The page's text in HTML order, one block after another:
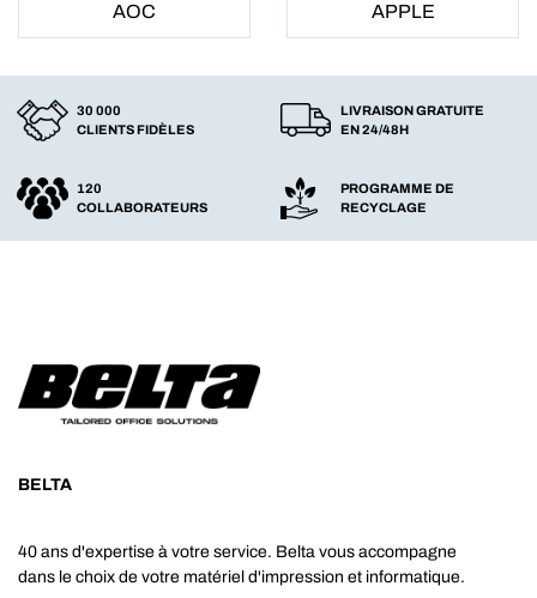
AOC
APPLE
30 000
CLIENTS FIDÈLES
LIVRAISON GRATUITE
EN 24/48H
120
COLLABORATEURS
PROGRAMME DE
RECYCLAGE
BELTA
40 ans d'expertise à votre service. Belta vous accompagne
dans le choix de votre matériel d'impression et informatique.